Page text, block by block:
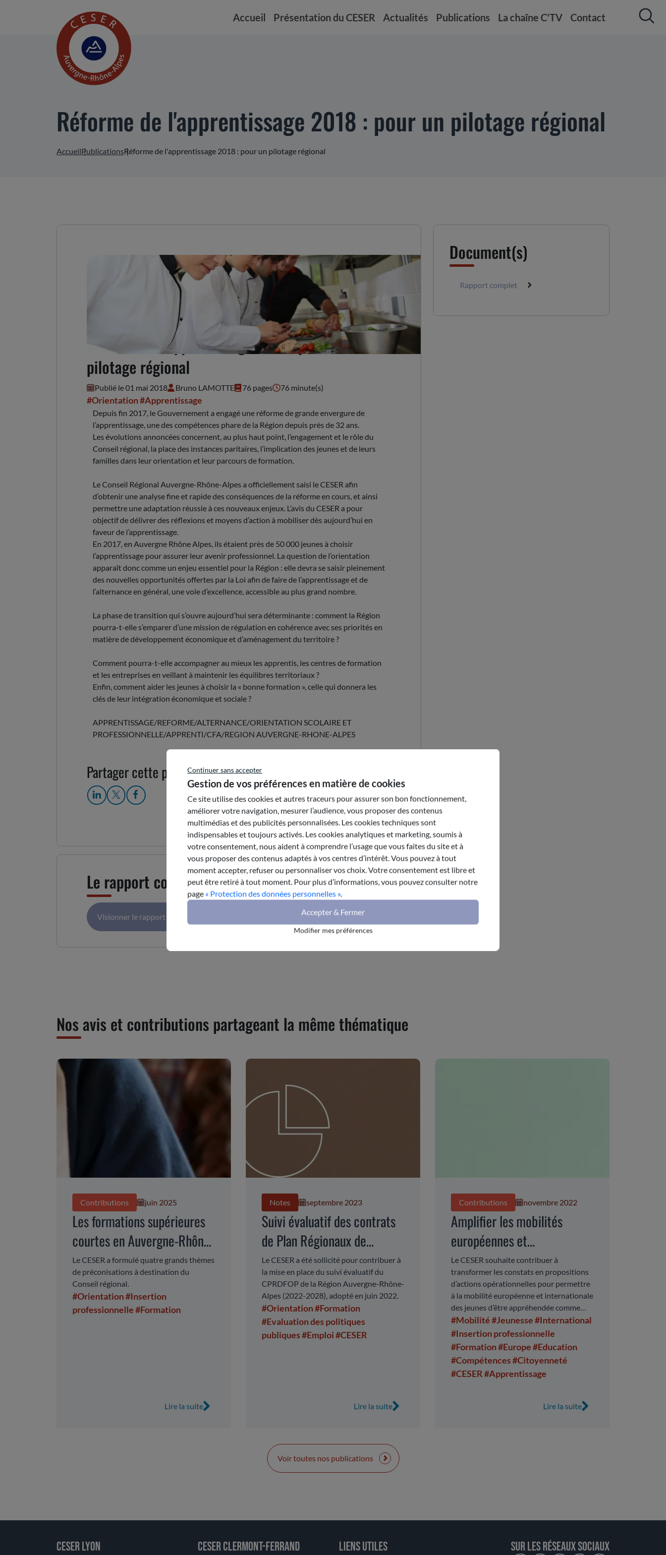
Accueil Présentation du CESER Actualités Publications La chaîne C'TV Contact
Réforme de l'apprentissage 2018 : pour un pilotage régional
AccueilPublicationsRéforme de l'apprentissage 2018 : pour un pilotage régional
Réforme de l'apprentissage 2018 : pour un
pilotage régional
Publié le 01 mai 2018 Bruno LAMOTTE 76 pages 76 minute(s)
#Orientation#Apprentissage
Depuis fin 2017, le Gouvernement a engagé une réforme de grande envergure de
l’apprentissage, une des compétences phare de la Région depuis près de 32 ans.
Les évolutions annoncées concernent, au plus haut point, l’engagement et le rôle du
Conseil régional, la place des instances paritaires, l’implication des jeunes et de leurs
familles dans leur orientation et leur parcours de formation.
Le Conseil Régional Auvergne-Rhône-Alpes a officiellement saisi le CESER afin
d’obtenir une analyse fine et rapide des conséquences de la réforme en cours, et ainsi
permettre une adaptation réussie à ces nouveaux enjeux. L’avis du CESER a pour
objectif de délivrer des réflexions et moyens d’action à mobiliser dès aujourd’hui en
faveur de l’apprentissage.
En 2017, en Auvergne Rhône Alpes, ils étaient près de 50 000 jeunes à choisir
l’apprentissage pour assurer leur avenir professionnel. La question de l’orientation
apparaît donc comme un enjeu essentiel pour la Région : elle devra se saisir pleinement
des nouvelles opportunités offertes par la Loi afin de faire de l’apprentissage et de
l‘alternance en général, une voie d’excellence, accessible au plus grand nombre.
La phase de transition qui s’ouvre aujourd’hui sera déterminante : comment la Région
pourra-t-elle s’emparer d’une mission de régulation en cohérence avec ses priorités en
matière de développement économique et d’aménagement du territoire ?
Comment pourra-t-elle accompagner au mieux les apprentis, les centres de formation
et les entreprises en veillant à maintenir les équilibres territoriaux ?
Enfin, comment aider les jeunes à choisir la « bonne formation », celle qui donnera les
clés de leur intégration économique et sociale ?
APPRENTISSAGE/REFORME/ALTERNANCE/ORIENTATION SCOLAIRE ET
PROFESSIONNELLE/APPRENTI/CFA/REGION AUVERGNE-RHONE-ALPES
Partager cette publication Envoyer par e-mail
Le rapport complet
Visionner le rapport
Document(s)
Rapport complet
Nos avis et contributions partageant la même thématique
Contributions juin 2025
Les formations supérieures
courtes en Auvergne-Rhône-
Alpes
Le CESER a formulé quatre grands thèmes
de préconisations à destination du
Conseil régional.
#Orientation#Insertion
professionnelle#Formation
Lire la suite
Notes septembre 2023
Suivi évaluatif des contrats
de Plan Régionaux de
Développement de la
Formation et de l'Orientation
Professionnelles (CPRDFOP)
Le CESER a été sollicité pour contribuer à
la mise en place du suivi évaluatif du
CPRDFOP de la Région Auvergne-Rhône-
Alpes (2022-2028), adopté en juin 2022.
#Orientation#Formation
#Evaluation des politiques
publiques#Emploi#CESER
Lire la suite
Contributions novembre 2022
Amplifier les mobilités
européennes et
internationales des jeunes
d’Auvergne-Rhône-Alpes -
Pour un pilotage stratégique
à l’échelle régionale
Le CESER souhaite contribuer à
transformer les constats en propositions
d’actions opérationnelles pour permettre
à la mobilité européenne et internationale
des jeunes d’être appréhendée comme
une étape véritablement structurante et
fondatrice dans le parcours personnel,
professionnel et citoyen de la jeunesse.
#Mobilité#Jeunesse#International
#Insertion professionnelle
#Formation#Europe#Education
#Compétences#Citoyenneté
#CESER#Apprentissage
Lire la suite
Voir toutes nos publications
CESER LYON CESER Clermont-Ferrand Liens utiles Sur les réseaux sociaux
Continuer sans accepter
Gestion de vos préférences en matière de cookies
Ce site utilise des cookies et autres traceurs pour assurer son bon fonctionnement,
améliorer votre navigation, mesurer l’audience, vous proposer des contenus
multimédias et des publicités personnalisées. Les cookies techniques sont
indispensables et toujours activés. Les cookies analytiques et marketing, soumis à
votre consentement, nous aident à comprendre l’usage que vous faites du site et à
vous proposer des contenus adaptés à vos centres d’intérêt. Vous pouvez à tout
moment accepter, refuser ou personnaliser vos choix. Votre consentement est libre et
peut être retiré à tout moment. Pour plus d’informations, vous pouvez consulter notre
page « Protection des données personnelles ».
Accepter & Fermer
Modifier mes préférences